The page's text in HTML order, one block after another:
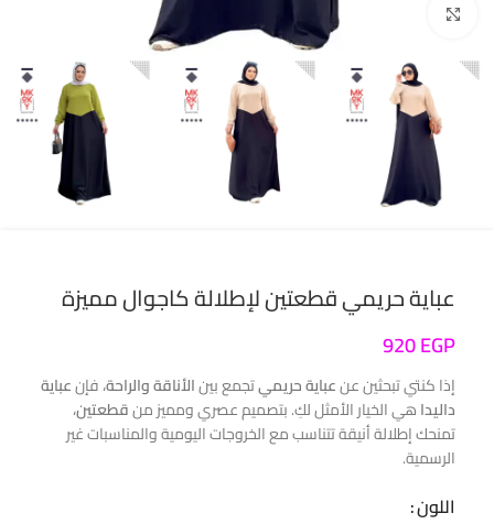
عباية حريمي قطعتين لإطلالة كاجوال مميزة
920EGP
إذا كنتي تبحثين عنعباية حريميتجمع بينالأناقة والراحة، فإنعباية
داليداهي الخيار الأمثل لكِ. بتصميم عصري ومميز منقطعتين،
تمنحك إطلالة أنيقة تتناسب مع الخروجات اليومية والمناسبات غير
الرسمية.
اللون